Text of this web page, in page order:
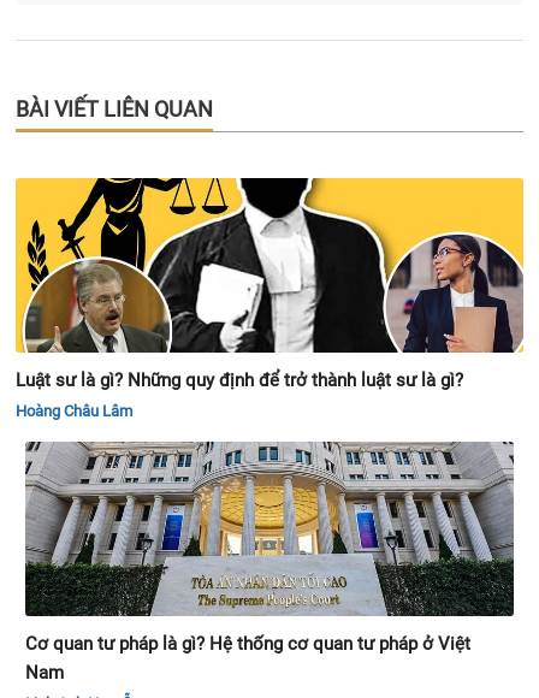
BÀI VIẾT LIÊN QUAN
Luật sư là gì? Những quy định để trở thành luật sư là gì?
Hoàng Châu Lâm
Cơ quan tư pháp là gì? Hệ thống cơ quan tư pháp ở Việt
Nam